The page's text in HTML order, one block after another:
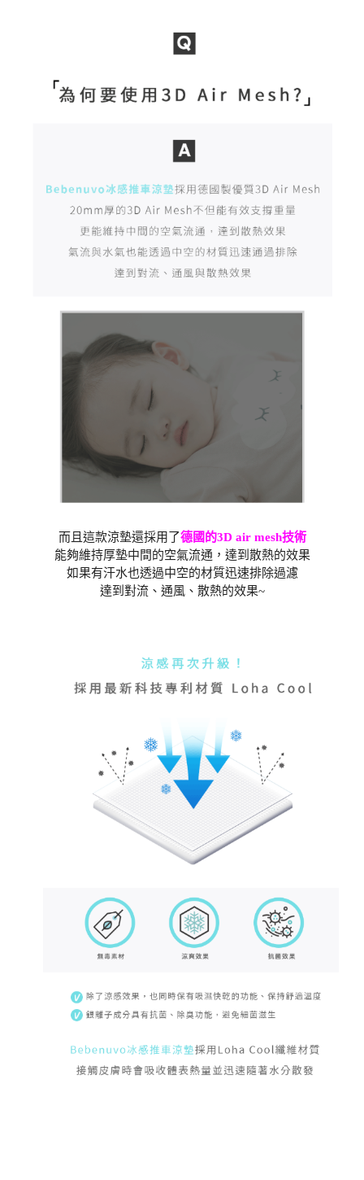
而且這款涼墊還採用了德國的3D air mesh技術
能夠維持厚墊中間的空氣流通，達到散熱的效果
如果有汗水也透過中空的材質迅速排除過濾
達到對流、通風、散熱的效果~